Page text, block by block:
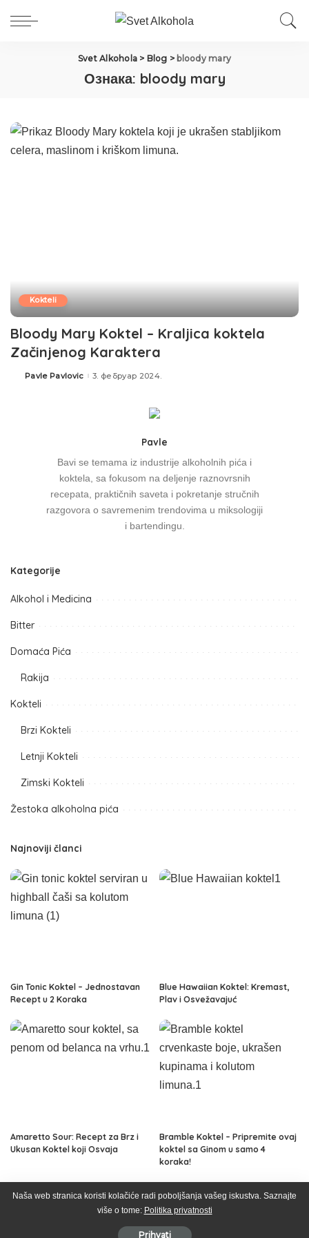
Svet Alkohola > Blog > bloody mary
Ознака: bloody mary
Kokteli
Bloody Mary Koktel – Kraljica koktela
Začinjenog Karaktera
Pavle Pavlovic 3. фебруар 2024.
Pavle
Bavi se temama iz industrije alkoholnih pića i
koktela, sa fokusom na deljenje raznovrsnih
recepata, praktičnih saveta i pokretanje stručnih
razgovora o savremenim trendovima u miksologiji
i bartendingu.
Kategorije
Alkohol i Medicina
Bitter
Domaća Pića
Rakija
Kokteli
Brzi Kokteli
Letnji Kokteli
Zimski Kokteli
Žestoka alkoholna pića
Najnoviji članci
Gin Tonic Koktel – Jednostavan
Recept u 2 Koraka
Blue Hawaiian Koktel: Kremast,
Plav i Osvežavajuć
Amaretto Sour: Recept za Brz i
Ukusan Koktel koji Osvaja
Bramble Koktel – Pripremite ovaj
koktel sa Ginom u samo 4
koraka!
Svet Alkohola © 2026
Naša web stranica koristi kolačiće radi poboljšanja vašeg iskustva. Saznajte
više o tome: Politika privatnosti
Prihvati